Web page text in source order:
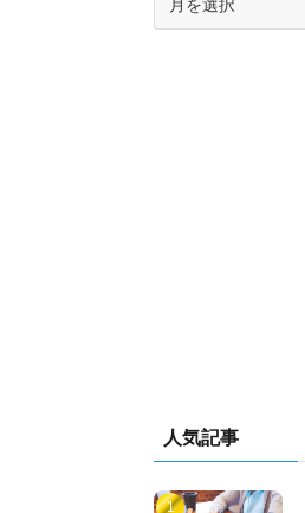
人気記事